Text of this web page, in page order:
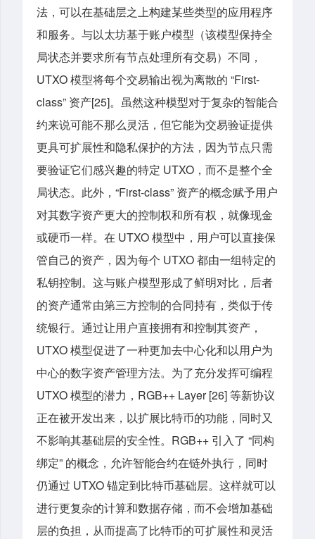
法，可以在基础层之上构建某些类型的应用程序
和服务。与以太坊基于账户模型（该模型保持全
局状态并要求所有节点处理所有交易）不同，
UTXO 模型将每个交易输出视为离散的 “First-
class” 资产[25]。虽然这种模型对于复杂的智能合
约来说可能不那么灵活，但它能为交易验证提供
更具可扩展性和隐私保护的方法，因为节点只需
要验证它们感兴趣的特定 UTXO，而不是整个全
局状态。此外，“First-class” 资产的概念赋予用户
对其数字资产更大的控制权和所有权，就像现金
或硬币一样。在 UTXO 模型中，用户可以直接保
管自己的资产，因为每个 UTXO 都由一组特定的
私钥控制。这与账户模型形成了鲜明对比，后者
的资产通常由第三方控制的合同持有，类似于传
统银行。通过让用户直接拥有和控制其资产，
UTXO 模型促进了一种更加去中心化和以用户为
中心的数字资产管理方法。为了充分发挥可编程
UTXO 模型的潜力，RGB++ Layer [26] 等新协议
正在被开发出来，以扩展比特币的功能，同时又
不影响其基础层的安全性。RGB++ 引入了 “同构
绑定” 的概念，允许智能合约在链外执行，同时
仍通过 UTXO 锚定到比特币基础层。这样就可以
进行更复杂的计算和数据存储，而不会增加基础
层的负担，从而提高了比特币的可扩展性和灵活